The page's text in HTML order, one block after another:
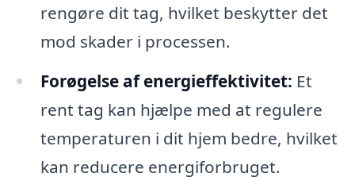
rengøre dit tag, hvilket beskytter det
mod skader i processen.
Forøgelse af energieffektivitet: Et
rent tag kan hjælpe med at regulere
temperaturen i dit hjem bedre, hvilket
kan reducere energiforbruget.